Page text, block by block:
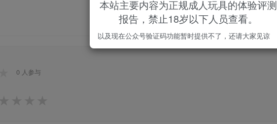
0 人参与
本站主要内容为正规成人玩具的体验评测
报告，禁止18岁以下人员查看。
以及现在公众号验证码功能暂时提供不了，还请大家见谅